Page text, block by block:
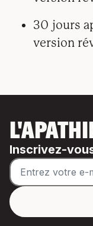
30 jours
version
Inscrivez-